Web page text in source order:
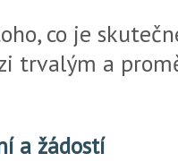
co je
trvalým a
a žádostí